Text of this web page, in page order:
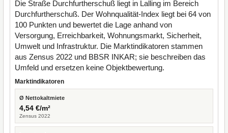
Die Straße Durchfurtherschuß liegt in Lalling im Bereich
Durchfurtherschuß. Der Wohnqualität-Index liegt bei 64 von
100 Punkten und bewertet die Lage anhand von
Versorgung, Erreichbarkeit, Wohnungsmarkt, Sicherheit,
Umwelt und Infrastruktur. Die Marktindikatoren stammen
aus Zensus 2022 und BBSR INKAR; sie beschreiben das
Umfeld und ersetzen keine Objektbewertung.
Marktindikatoren
Ø Nettokaltmiete
4,54 €/m²
Zensus 2022